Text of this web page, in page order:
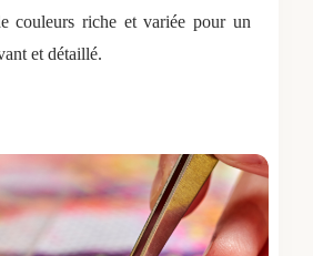
couleurs riche et variée pour un
et détaillé.